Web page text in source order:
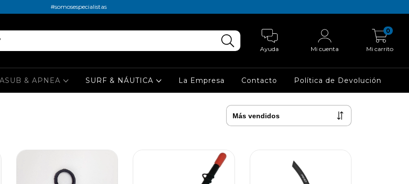
#somosespecialistas
Ayuda Mi cuenta Mi carrito
0
& APNEA SURF & NÁUTICA La Empresa Contacto Política de Devolución